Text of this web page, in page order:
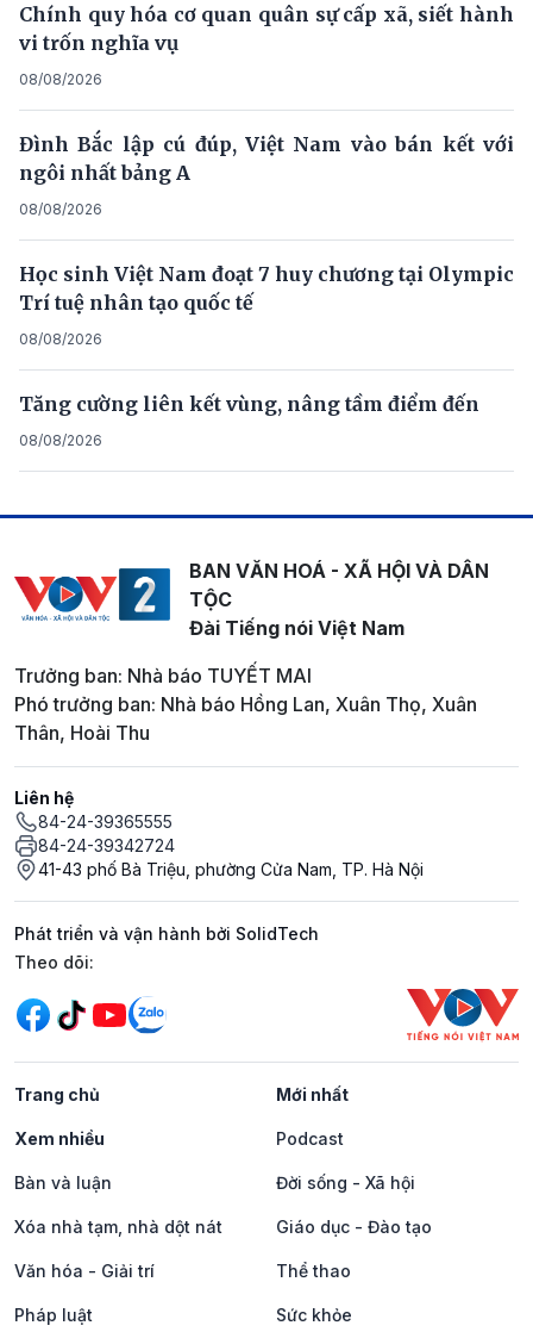
Chính quy hóa cơ quan quân sự cấp xã, siết hành
vi trốn nghĩa vụ
08/08/2026
Đình Bắc lập cú đúp, Việt Nam vào bán kết với
ngôi nhất bảng A
08/08/2026
Học sinh Việt Nam đoạt 7 huy chương tại Olympic
Trí tuệ nhân tạo quốc tế
08/08/2026
Tăng cường liên kết vùng, nâng tầm điểm đến
08/08/2026
BAN VĂN HOÁ - XÃ HỘI VÀ DÂN
TỘC
Đài Tiếng nói Việt Nam
Trưởng ban: Nhà báo TUYẾT MAI
Phó trưởng ban: Nhà báo Hồng Lan, Xuân Thọ, Xuân
Thân, Hoài Thu
Liên hệ
84-24-39365555
84-24-39342724
41-43 phố Bà Triệu, phường Cửa Nam, TP. Hà Nội
Phát triển và vận hành bởi SolidTech
Mạng xã hội
Theo dõi:
Trang chủ Mới nhất
Xem nhiều Podcast
Bàn và luận Đời sống - Xã hội
Xóa nhà tạm, nhà dột nát Giáo dục - Đào tạo
Văn hóa - Giải trí Thể thao
Pháp luật Sức khỏe